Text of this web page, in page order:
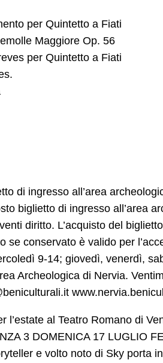
per Quintetto a Fiati
Maggiore Op. 56
per Quintetto a Fiati
di ingresso all’area
biglietto di ingresso all’area
diritto. L’acquisto del
se conservato è valido per
9-14; giovedì, venerdì,
Archeologica di Nervia.
l’estate al Teatro Romano di
3 DOMENICA 17 LUGLIO
e volto noto di Sky porta